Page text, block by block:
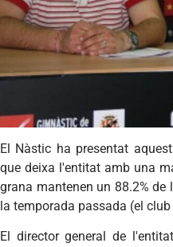
El Nàstic ha presentat
que deixa l'entitat amb una
grana mantenen un 88.2%
la temporada passada (el
El director general de